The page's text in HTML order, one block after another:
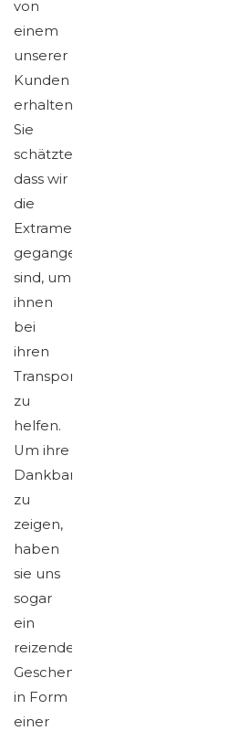
von
einem
unserer
Kunden
erhalten.
Sie
schätzten,
dass wir
die
Extrameile
gegangen
sind, um
ihnen
bei
ihren
Transportbedürfnissen
zu
helfen.
Um ihre
Dankbarkeit
zu
zeigen,
haben
sie uns
sogar
ein
reizendes
Geschenk
in Form
einer